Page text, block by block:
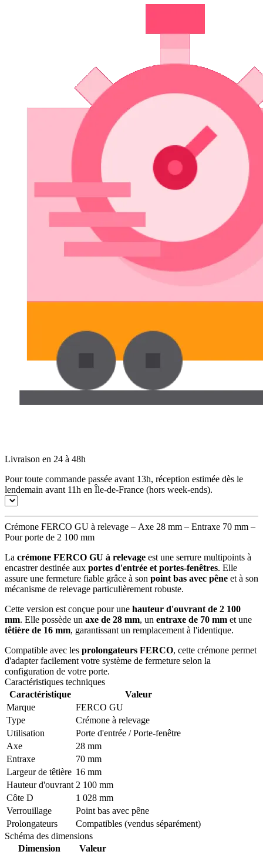
Livraison en 24 à 48h
Pour toute commande passée avant 13h, réception estimée dès le
lendemain avant 11h en Île-de-France (hors week-ends).
Crémone FERCO GU à relevage – Axe 28 mm – Entraxe 70 mm –
Pour porte de 2 100 mm
La crémone FERCO GU à relevage est une serrure multipoints à
encastrer destinée aux portes d'entrée et portes-fenêtres. Elle
assure une fermeture fiable grâce à son point bas avec pêne et à son
mécanisme de relevage particulièrement robuste.
Cette version est conçue pour une hauteur d'ouvrant de 2 100
mm. Elle possède un axe de 28 mm, un entraxe de 70 mm et une
têtière de 16 mm, garantissant un remplacement à l'identique.
Compatible avec les prolongateurs FERCO, cette crémone permet
d'adapter facilement votre système de fermeture selon la
configuration de votre porte.
Caractéristiques techniques
Caractéristique
Valeur
Marque
FERCO GU
Type
Crémone à relevage
Utilisation
Porte d'entrée / Porte-fenêtre
Axe
28 mm
Entraxe
70 mm
Largeur de têtière 16 mm
Hauteur d'ouvrant 2 100 mm
Côte D
1 028 mm
Verrouillage
Point bas avec pêne
Prolongateurs
Compatibles (vendus séparément)
Schéma des dimensions
Dimension
Valeur